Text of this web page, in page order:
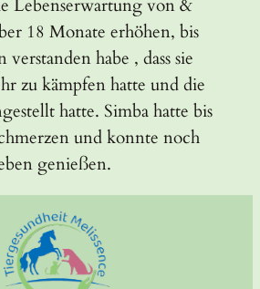
Lebenserwartung von &
18 Monate erhöhen, bis
habe , dass sie
zu kämpfen hatte und die
hatte. Simba hatte bis
und konnte noch
genießen.